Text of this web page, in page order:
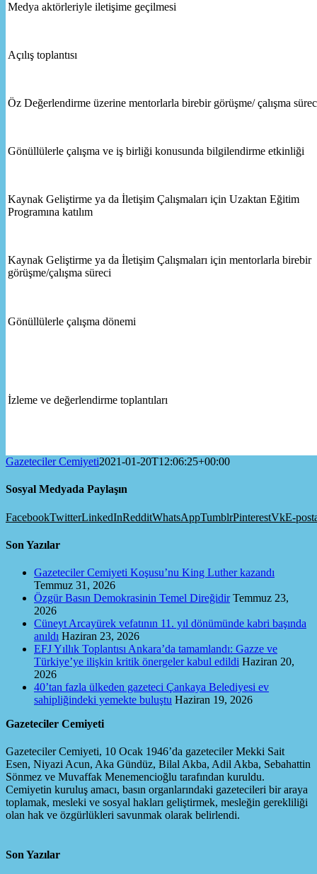
Medya aktörleriyle iletişime geçilmesi
Açılış toplantısı
Öz Değerlendirme üzerine mentorlarla birebir görüşme/ çalışma
Gönüllülerle çalışma ve iş birliği konusunda bilgilendirme etkinliği
Kaynak Geliştirme ya da İletişim Çalışmaları için Uzaktan Eğitim
Programına katılım
Kaynak Geliştirme ya da İletişim Çalışmaları için mentorlarla birebir
görüşme/çalışma süreci
Gönüllülerle çalışma dönemi
İzleme ve değerlendirme toplantıları
Gazeteciler Cemiyeti2021-01-20T12:06:25+00:00
Sosyal Medyada Paylaşın
FacebookTwitterLinkedInRedditWhatsAppTumblrPinterestVkE-
Son Yazılar
Gazeteciler Cemiyeti Koşusu’nu King Luther kazandı
Temmuz 31, 2026
Özgür Basın Demokrasinin Temel Direğidir Temmuz 23,
2026
Cüneyt Arcayürek vefatının 11. yıl dönümünde kabri başında
anıldı Haziran 23, 2026
EFJ Yıllık Toplantısı Ankara’da tamamlandı: Gazze ve
Türkiye’ye ilişkin kritik önergeler kabul edildi Haziran 20,
2026
40’tan fazla ülkeden gazeteci Çankaya Belediyesi ev
sahipliğindeki yemekte buluştu Haziran 19, 2026
Gazeteciler Cemiyeti
Gazeteciler Cemiyeti, 10 Ocak 1946’da gazeteciler Mekki Sait
Esen, Niyazi Acun, Aka Gündüz, Bilal Akba, Adil Akba, Sebahattin
Sönmez ve Muvaffak Menemencioğlu tarafından kuruldu.
Cemiyetin kuruluş amacı, basın organlarındaki gazetecileri bir araya
toplamak, mesleki ve sosyal hakları geliştirmek, mesleğin gerekliliği
olan hak ve özgürlükleri savunmak olarak belirlendi.
Son Yazılar